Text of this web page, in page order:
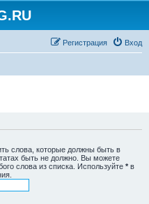
Вход
Регистрация
слова, которые должны быть в
быть не должно. Вы можете
слова из списка. Используйте * в